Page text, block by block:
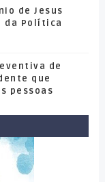
de Jesus
da Política
de
que
pessoas